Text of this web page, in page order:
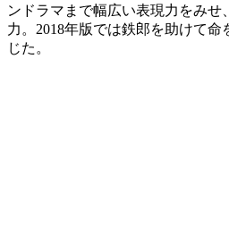
ンドラマまで幅広い表現力をみ
力。2018年版では鉄郎を助けて
じた。